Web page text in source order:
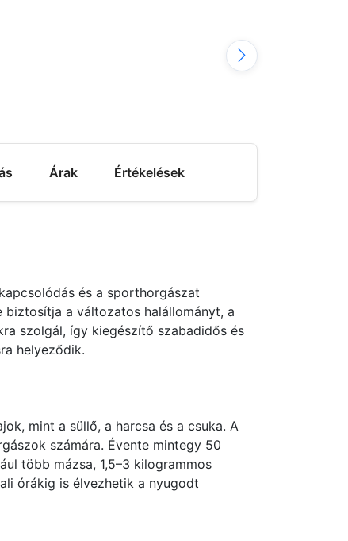
Árak Értékelések
és a sporthorgászat
a változatos halállományt, a
szolgál, így kiegészítő szabadidős és
helyeződik.
mint a süllő, a harcsa és a csuka. A
számára. Évente mintegy 50
több mázsa, 1,5–3 kilogrammos
órákig is élvezhetik a nyugodt